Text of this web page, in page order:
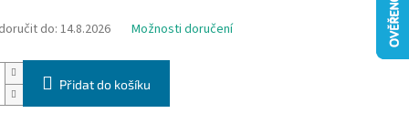
do: 14.8.2026 Možnosti doručení
Přidat do košíku